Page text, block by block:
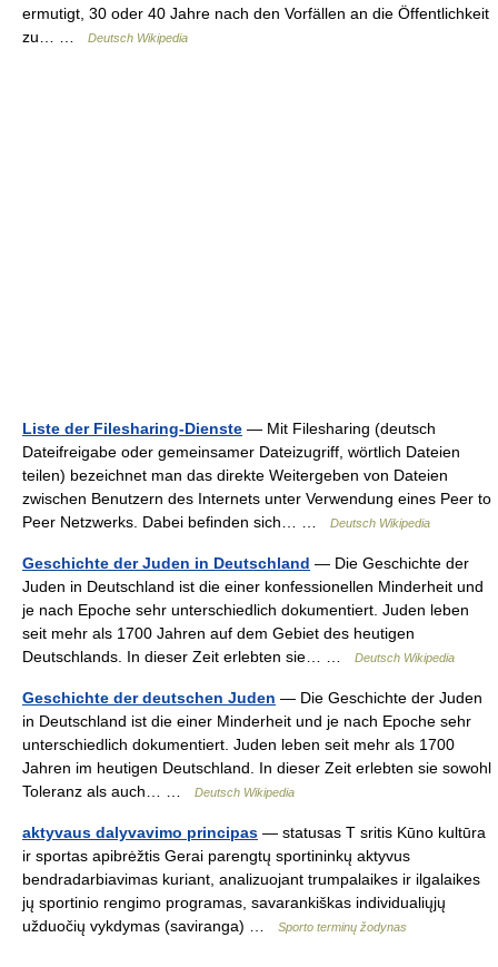
ermutigt, 30 oder 40 Jahre nach den Vorfällen an die Öffentlichkeit
zu… …
Deutsch Wikipedia
Liste der Filesharing-Dienste — Mit Filesharing (deutsch
Dateifreigabe oder gemeinsamer Dateizugriff, wörtlich Dateien
teilen) bezeichnet man das direkte Weitergeben von Dateien
zwischen Benutzern des Internets unter Verwendung eines Peer to
Peer Netzwerks. Dabei befinden sich… …
Deutsch Wikipedia
Geschichte der Juden in Deutschland — Die Geschichte der
Juden in Deutschland ist die einer konfessionellen Minderheit und
je nach Epoche sehr unterschiedlich dokumentiert. Juden leben
seit mehr als 1700 Jahren auf dem Gebiet des heutigen
Deutschlands. In dieser Zeit erlebten sie… …
Deutsch Wikipedia
Geschichte der deutschen Juden — Die Geschichte der Juden
in Deutschland ist die einer Minderheit und je nach Epoche sehr
unterschiedlich dokumentiert. Juden leben seit mehr als 1700
Jahren im heutigen Deutschland. In dieser Zeit erlebten sie sowohl
Toleranz als auch… …
Deutsch Wikipedia
aktyvaus dalyvavimo principas — statusas T sritis Kūno kultūra
ir sportas apibrėžtis Gerai parengtų sportininkų aktyvus
bendradarbiavimas kuriant, analizuojant trumpalaikes ir ilgalaikes
jų sportinio rengimo programas, savarankiškas individualiųjų
užduočių vykdymas (saviranga) …
Sporto terminų žodynas